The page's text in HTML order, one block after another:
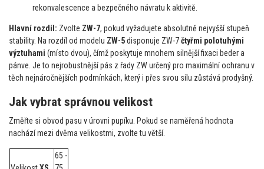
rekonvalescence a bezpečného návratu k aktivitě.
Hlavní rozdíl: Zvolte ZW-7, pokud vyžadujete absolutně nejvyšší stupeň
stability. Na rozdíl od modelu ZW-5disponuje ZW-7čtyřmi polotuhými
výztuhami (místo dvou), čímž poskytuje mnohem silnější fixaci beder a
pánve. Je to nejrobustnější pás z řady ZW určený pro maximální ochranu v
těch nejnáročnějších podmínkách, který i přes svou sílu zůstává prodyšný.
Jak vybrat správnou velikost
Změřte si obvod pasu v úrovni pupíku. Pokud se naměřená hodnota
nachází mezi dvěma velikostmi, zvolte tu větší.
65 -